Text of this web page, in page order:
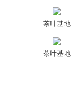
茶叶基地
茶叶基地